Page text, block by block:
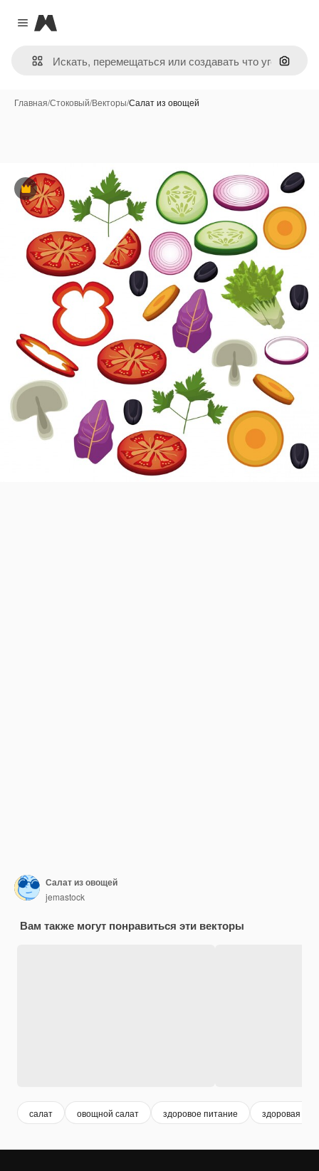
Close menu
Magnific
Поиск
Главная/Стоковый/Векторы/Салат из овощей
Премиум
Салат из овощей
jemastock
Вам также могут понравиться эти векторы
салат овощной салат здоровое питание здоровая